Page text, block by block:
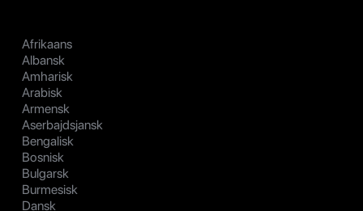
Afrikaans
Albansk
Amharisk
Arabisk
Armensk
Aserbajdsjansk
Bengalisk
Bosnisk
Bulgarsk
Burmesisk
Dansk